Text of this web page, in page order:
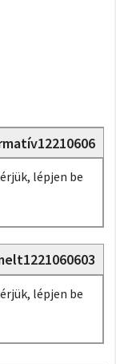
lépjen be
lépjen be